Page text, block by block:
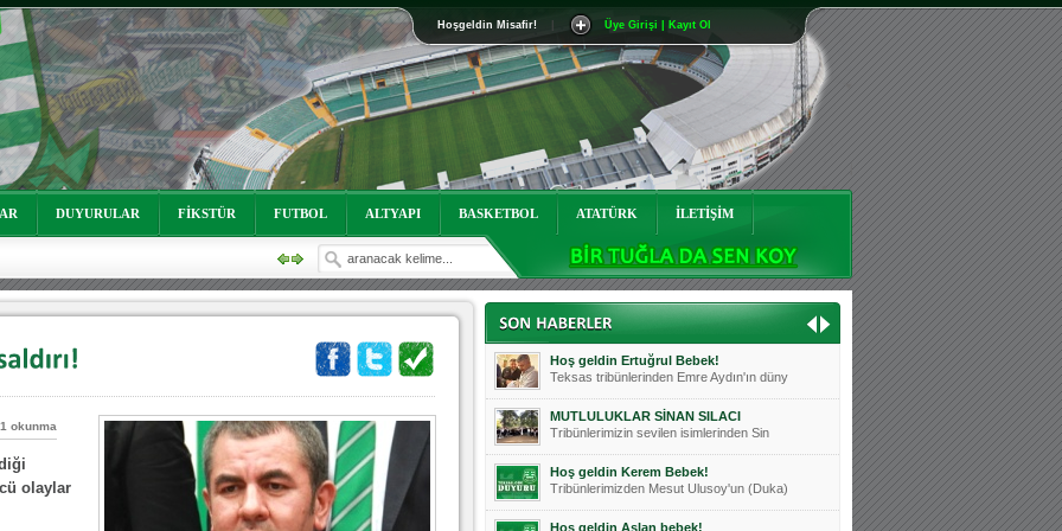
Hoşgeldin Misafir! Üye Girişi | Kayıt Ol
DUYURULAR FİKSTÜR FUTBOL ALTYAPI BASKETBOL ATATÜRK İLETİŞİM
okunma
olaylar
Mutluluklar Ceyhun Tetik
Teksas tribünlerinin sevilen isimlerinde
Bursasporumuzun önü açılsın is
Teksaslı Bursasporlular Derneği Başkanı
Hoş geldin Alaz Bebek!
Teksas.org sistem yöneticisi, ekibimizin
Hoş geldin Göktuğ Bebek!
Teksas.org ekibimizden ve tribünlerimizi
Hoş geldin Kadir Kağan Bebek!
Teksas tribünlerinden Basri İleri'nin dü
Hoş geldin Ertuğrul Bebek!
Teksas tribünlerinden Emre Aydın'ın düny
MUTLULUKLAR SİNAN SILACI
Tribünlerimizin sevilen isimlerinden Sin
Hoş geldin Kerem Bebek!
Tribünlerimizden Mesut Ulusoy'un (Duka)
Hoş geldin Aslan bebek!